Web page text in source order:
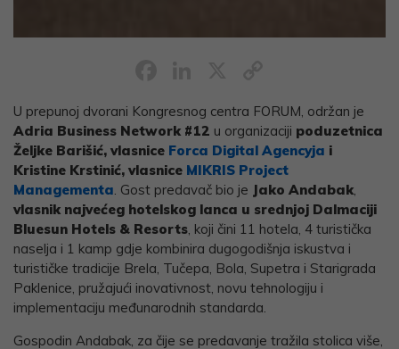
Link
U prepunoj dvorani Kongresnog centra FORUM, održan je
Adria Business Network #12 u organizaciji poduzetnica
Željke Barišić, vlasnice Forca Digital Agencyja i
Kristine Krstinić, vlasnice MIKRIS Project
Managementa. Gost predavač bio je Jako Andabak,
vlasnik najvećeg hotelskog lanca u srednjoj Dalmaciji
Bluesun Hotels & Resorts, koji čini 11 hotela, 4 turistička
naselja i 1 kamp gdje kombinira dugogodišnja iskustva i
turističke tradicije Brela, Tučepa, Bola, Supetra i Starigrada
Paklenice, pružajući inovativnost, novu tehnologiju i
implementaciju međunarodnih standarda.
Gospodin Andabak, za čije se predavanje tražila stolica više,